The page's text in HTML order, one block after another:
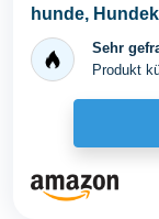
hunde,
spender...
Sehr
Produkt